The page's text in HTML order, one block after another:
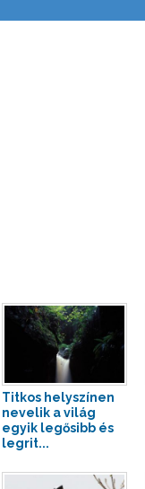
Titkos helyszínen
nevelik a világ
egyik legősibb és
legrit...